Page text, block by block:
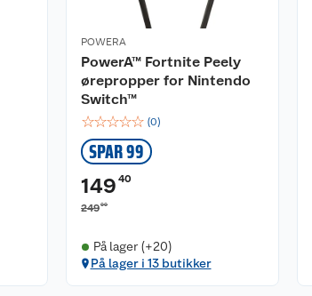
POWERA
PowerA™ Fortnite Peely
ørepropper for Nintendo
Switch™
☆☆☆☆☆ (0)
SPAR 99
149 40
24900
På lager (+20)
På lager i 13 butikker